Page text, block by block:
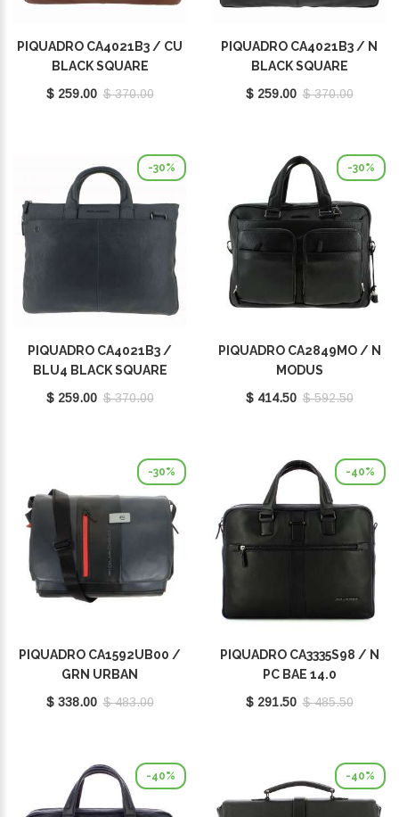
PIQUADRO CA4021B3 / CU
BLACK SQUARE
$ 259.00 $ 370.00
PIQUADRO CA4021B3 / N
BLACK SQUARE
$ 259.00 $ 370.00
-30%
PIQUADRO CA4021B3 /
BLU4 BLACK SQUARE
$ 259.00 $ 370.00
-30%
PIQUADRO CA2849MO / N
MODUS
$ 414.50 $ 592.50
-30%
PIQUADRO CA1592UB00 /
GRN URBAN
$ 338.00 $ 483.00
-40%
PIQUADRO CA3335S98 / N
PC BAE 14.0
$ 291.50 $ 485.50
-40% -40%